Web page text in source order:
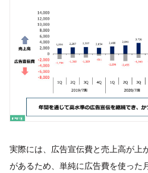
実際には、広告宣伝費と売上高が上
があるため、単純に広告費を使った